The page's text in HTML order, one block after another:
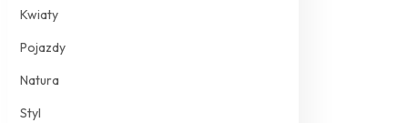
Kwiaty
Pojazdy
Natura
Styl